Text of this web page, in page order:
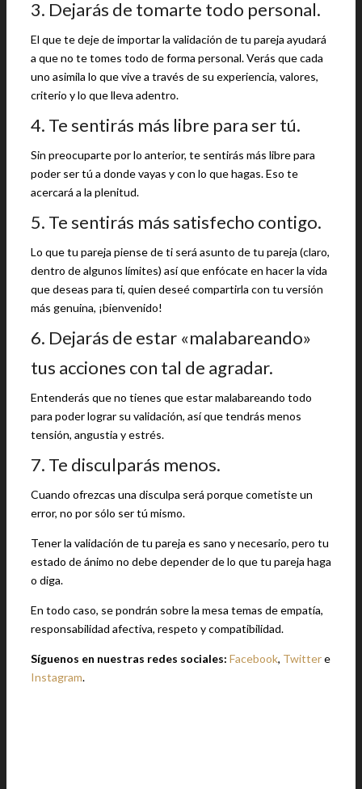
3. Dejarás de tomarte todo personal.
El que te deje de importar la validación de tu pareja ayudará
a que no te tomes todo de forma personal. Verás que cada
uno asimila lo que vive a través de su experiencia, valores,
criterio y lo que lleva adentro.
4. Te sentirás más libre para ser tú.
Sin preocuparte por lo anterior, te sentirás más libre para
poder ser tú a donde vayas y con lo que hagas. Eso te
acercará a la plenitud.
5. Te sentirás más satisfecho contigo.
Lo que tu pareja piense de ti será asunto de tu pareja (claro,
dentro de algunos límites) así que enfócate en hacer la vida
que deseas para ti, quien deseé compartirla con tu versión
más genuina, ¡bienvenido!
6. Dejarás de estar «malabareando»
tus acciones con tal de agradar.
Entenderás que no tienes que estar malabareando todo
para poder lograr su validación, así que tendrás menos
tensión, angustia y estrés.
7. Te disculparás menos.
Cuando ofrezcas una disculpa será porque cometiste un
error, no por sólo ser tú mismo.
Tener la validación de tu pareja es sano y necesario, pero tu
estado de ánimo no debe depender de lo que tu pareja haga
o diga.
En todo caso, se pondrán sobre la mesa temas de empatía,
responsabilidad afectiva, respeto y compatibilidad.
Síguenos en nuestras redes sociales: Facebook, Twittere
Instagram.